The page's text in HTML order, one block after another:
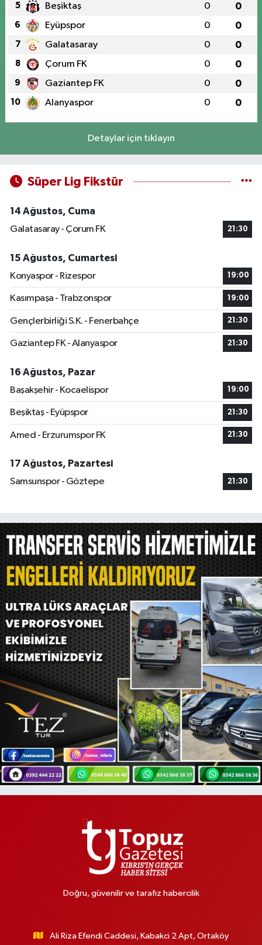
5 Beşiktaş 0 0
6 Eyüpspor 0 0
7 Galatasaray 0 0
8 Çorum FK 0 0
9 Gaziantep FK 0 0
10 Alanyaspor 0 0
Detaylar için tıklayın
Süper Lig Fikstür
14 Ağustos, Cuma
Galatasaray - Çorum FK
21:30
15 Ağustos, Cumartesi
Konyaspor - Rizespor
19:00
Kasımpaşa - Trabzonspor 19:00
Gençlerbirliği S.K. - Fenerbahçe 21:30
Gaziantep FK - Alanyaspor 21:30
16 Ağustos, Pazar
Başakşehir - Kocaelispor
19:00
Beşiktaş - Eyüpspor 21:30
Amed - Erzurumspor FK 21:30
17 Ağustos, Pazartesi
Samsunspor - Göztepe
21:30
Doğru, güvenilir ve tarafız habercilik
Ali Riza Efendi Caddesi, Kabakci 2 Apt, Ortaköy